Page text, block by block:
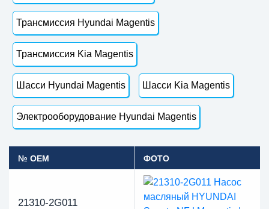
Трансмиссия Hyundai Magentis
Трансмиссия Kia Magentis
Шасси Hyundai Magentis Шасси Kia Magentis
Электрооборудование Hyundai Magentis
№ OEM ФОТО
21310-2G011